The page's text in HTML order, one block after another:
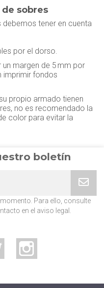
sobres
tener en cuenta
por el dorso.
margen de 5 mm por
imprimir fondos
propio armado tienen
no es recomendado la
color para evitar la
boletín
Para ello, consulte
en el aviso legal.
Twitter